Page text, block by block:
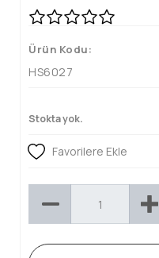
Ürün Kodu:
HS6027
Stokta yok.
Favorilere Ekle